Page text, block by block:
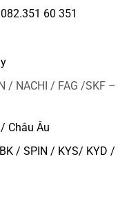
60 351
/ NACHI / FAG /SKF –
Châu Âu
/ SPIN / KYS/ KYD /